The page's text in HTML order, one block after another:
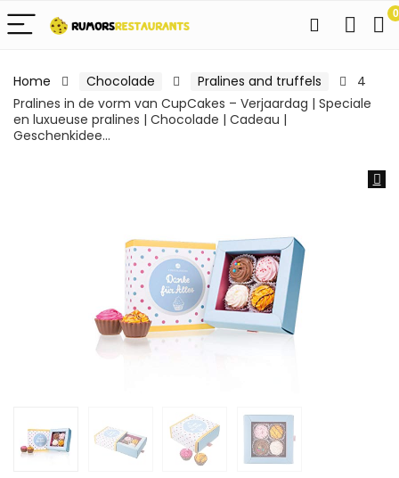
0
Home Chocolade Pralines and truffels
4
Pralines in de vorm van CupCakes – Verjaardag | Speciale
en luxueuse pralines | Chocolade | Cadeau |
Geschenkidee…